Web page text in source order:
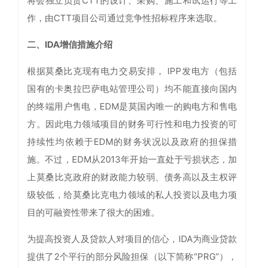
作，由CTT项目公司通过竞争性招标程序来选取。
二、IDA增信措施介绍
根据莫桑比克现有电力交易安排， IPP发电方（包括
国有的卡奥拉巴萨电站管理公司）均不能直接向国内
的终端用户售电，EDM是莫国内唯一的购电方和售电
方。因此电力领域项目的财务可行性和电力投资的可
持续性均依赖于EDM的财务状况以及政府的担保措
施。不过，EDM从2013年开始一直处于亏损状态，加
上莫桑比克政府的财政能力较弱、债务高以及主权评
级较低，给莫桑比克电力领域的私人投资以及电力项
目的可融资性带来了很大的困难。
为提高投资人及贷款人对项目的信心，IDA为商业贷款
提供了2个平行的部分风险担保（以下简称“PRG”），